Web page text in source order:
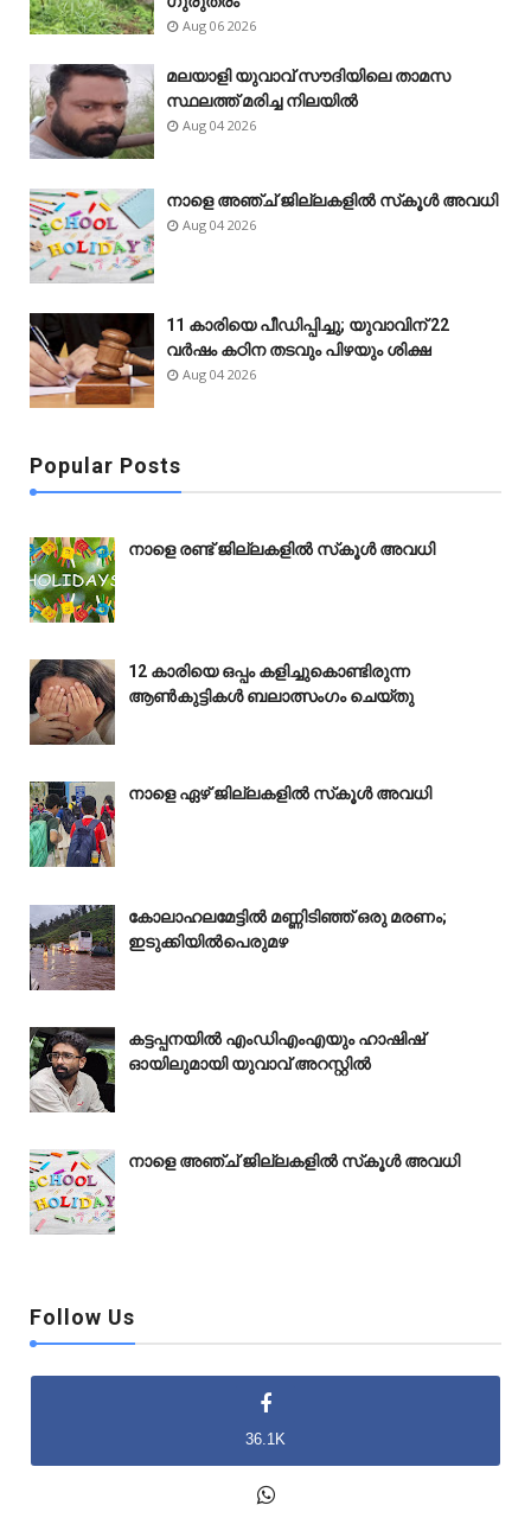
Aug 06 2026
മലയാളി യുവാവ് സൗദിയിലെ താമസ
സ്ഥലത്ത് മരിച്ച നിലയിൽ
Aug 04 2026
നാളെ അഞ്ച് ജില്ലകളിൽ സ്‌കൂൾ അവധി
Aug 04 2026
11 കാരിയെ പീഡിപ്പിച്ചു; യുവാവിന് 22
വർഷം കഠിന തടവും പിഴയും ശിക്ഷ
Aug 04 2026
Popular Posts
നാളെ രണ്ട് ജില്ലകളിൽ സ്‌കൂൾ അവധി
12 കാരിയെ ഒപ്പം കളിച്ചുകൊണ്ടിരുന്ന
ആൺകുട്ടികൾ ബലാത്സംഗം ചെയ്‌തു
നാളെ ഏഴ് ജില്ലകളിൽ സ്‌കൂൾ അവധി
കോലാഹലമേട്ടിൽ മണ്ണിടിഞ്ഞ് ഒരു മരണം;
ഇടുക്കിയിൽപെരുമഴ
കട്ടപ്പനയിൽ എംഡിഎംഎയും ഹാഷിഷ്
ഓ‍യിലുമായി യുവാവ് അറസ്റ്റിൽ
നാളെ അഞ്ച് ജില്ലകളിൽ സ്‌കൂൾ അവധി
Follow Us
36.1K